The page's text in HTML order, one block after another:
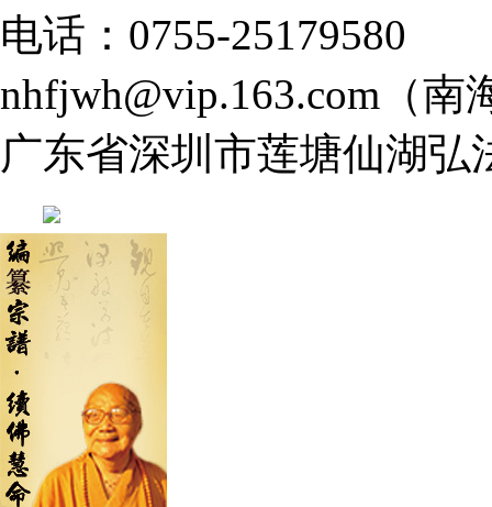
电话：0755-25179580
nhfjwh@vip.163.com（南
广东省深圳市莲塘仙湖弘